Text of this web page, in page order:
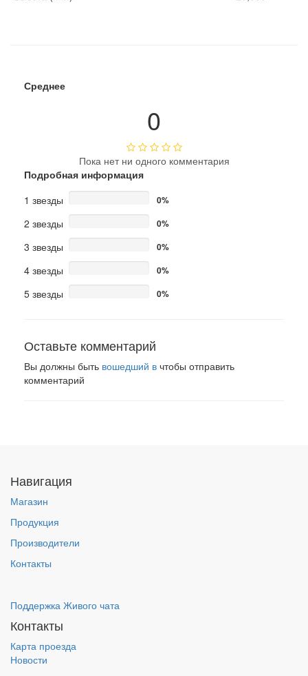
Среднее
0
Пока нет ни одного комментария
Подробная информация
1 звезды
0%
2 звезды 0%
3 звезды 0%
4 звезды 0%
5 звезды 0%
Оставьте комментарий
Вы должны быть вошедший в чтобы отправить
комментарий
Навигация
Магазин
Продукция
Производители
Контакты
Поддержка Живого чата
Контакты
Карта проезда
Новости